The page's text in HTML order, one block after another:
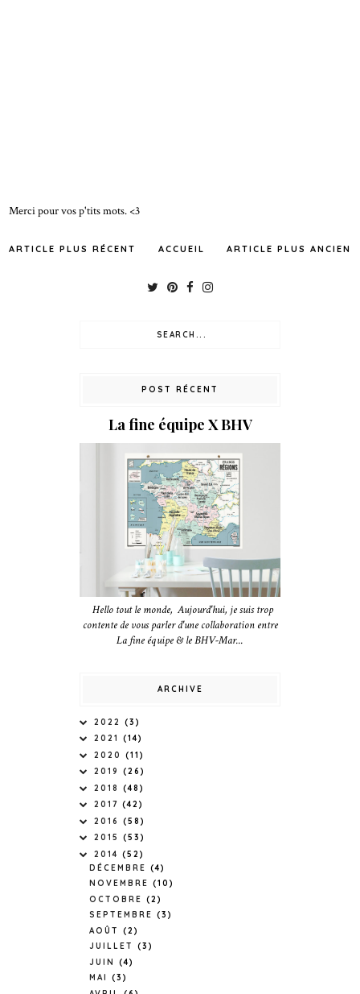
Merci pour vos p'tits mots. <3
ARTICLE PLUS RÉCENT ARTICLE PLUS ANCIEN
ACCUEIL
POST RÉCENT
La fine équipe X BHV
Hello tout le monde, Aujourd'hui, je suis trop
contente de vous parler d'une collaboration entre
La fine équipe & le BHV-Mar...
ARCHIVE
2022 (3)
2021 (14)
2020 (11)
2019 (26)
2018 (48)
2017 (42)
2016 (58)
2015 (53)
2014 (52)
DÉCEMBRE (4)
NOVEMBRE (10)
OCTOBRE (2)
SEPTEMBRE (3)
AOÛT (2)
JUILLET (3)
JUIN (4)
MAI (3)